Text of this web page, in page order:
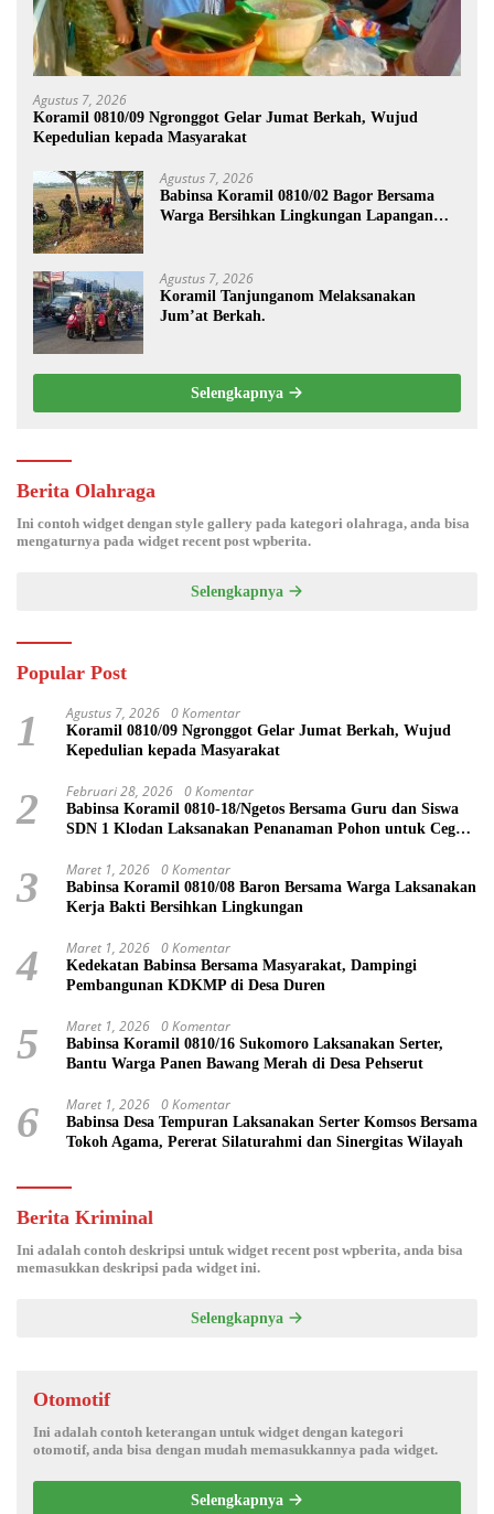
Agustus 7, 2026
Koramil 0810/09 Ngronggot Gelar Jumat Berkah, Wujud
Kepedulian kepada Masyarakat
Agustus 7, 2026
Babinsa Koramil 0810/02 Bagor Bersama
Warga Bersihkan Lingkungan Lapangan
Agustus 7, 2026
Koramil Tanjunganom Melaksanakan
Jum’at Berkah.
Selengkapnya
Berita Olahraga
Ini contoh widget dengan style gallery pada kategori olahraga, anda bisa
mengaturnya pada widget recent post wpberita.
Selengkapnya
Popular Post
1 Agustus 7, 2026 0 Komentar
Koramil 0810/09 Ngronggot Gelar Jumat Berkah, Wujud
Kepedulian kepada Masyarakat
2 Februari 28, 2026 0 Komentar
Babinsa Koramil 0810-18/Ngetos Bersama Guru dan Siswa
SDN 1 Klodan Laksanakan Penanaman Pohon untuk Cegah
3 Maret 1, 2026 0 Komentar
Babinsa Koramil 0810/08 Baron Bersama Warga Laksanakan
Kerja Bakti Bersihkan Lingkungan
4 Maret 1, 2026 0 Komentar
Kedekatan Babinsa Bersama Masyarakat, Dampingi
Pembangunan KDKMP di Desa Duren
5 Maret 1, 2026 0 Komentar
Babinsa Koramil 0810/16 Sukomoro Laksanakan Serter,
Bantu Warga Panen Bawang Merah di Desa Pehserut
6 Maret 1, 2026 0 Komentar
Babinsa Desa Tempuran Laksanakan Serter Komsos Bersama
Tokoh Agama, Pererat Silaturahmi dan Sinergitas Wilayah
Berita Kriminal
Ini adalah contoh deskripsi untuk widget recent post wpberita, anda bisa
memasukkan deskripsi pada widget ini.
Selengkapnya
Otomotif
Ini adalah contoh keterangan untuk widget dengan kategori
otomotif, anda bisa dengan mudah memasukkannya pada widget.
Selengkapnya